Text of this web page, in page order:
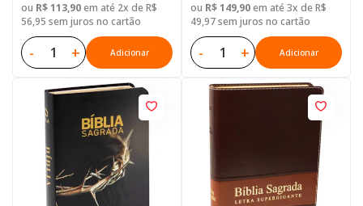
ou R$ 113,90em até 2x de R$
56,95 sem juros no cartão
- + Adicionar
Preta
ou R$ 149,90em até 3x de R$
49,97 sem juros no cartão
- + Adicionar